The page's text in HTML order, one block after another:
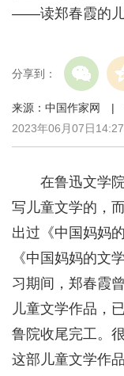
——读郑春霞的儿
分享到：
来源：中国作家
2023年06月07日14:27
在鲁迅文学
写儿童文学的，
出过《中国妈妈
《中国妈妈的文
习期间，郑春霞
儿童文学作品，
鲁院收尾完工。
这部儿童文学作